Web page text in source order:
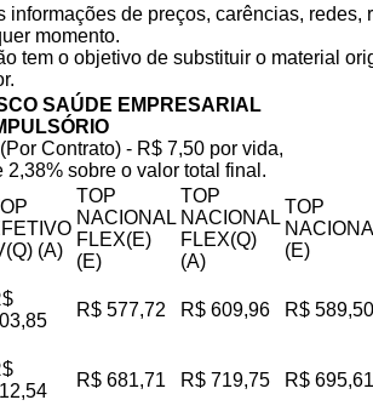
informações de preços, carências,
momento.
tem o objetivo de substituir o material
SAÚDE EMPRESARIAL
Contrato) - R$ 7,50 por vida,
2,38% sobre o valor total final.
(A)
TOP
NACIONAL
FLEX(E)
(E)
TOP
NACIONAL
FLEX(Q)
(A)
TOP
(E)
R$ 577,72 R$ 609,96 R$ 589,50
R$ 681,71 R$ 719,75 R$ 695,61